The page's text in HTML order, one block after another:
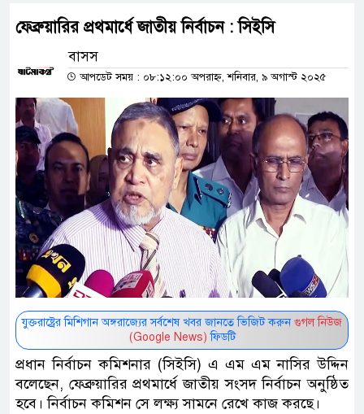
ফেব্রুয়ারির প্রথমার্ধে জাতীয় নির্বাচন : সিইসি
বাসস
আপডেট সময় : ০৮:১২:০০ অপরাহ্ন, শনিবার, ৯ অগাস্ট ২০২৫
যুক্তরাষ্ট্রের মিশিগান অঙ্গরাজ্যের সর্বশেষ খবর জানতে ভিজিট করুন গুগল নিউজ
(Google News) ফিডটি
প্রধান নির্বাচন কমিশনার (সিইসি) এ এম এম নাসির উদ্দিন
বলেছেন, ফেব্রুয়ারির প্রথমার্ধে জাতীয় সংসদ নির্বাচন অনুষ্ঠিত
হবে। নির্বাচন কমিশন সে লক্ষ্য সামনে রেখে কাজ করছে।